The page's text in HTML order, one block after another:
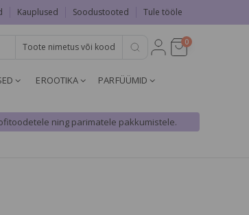
Kauplused Soodustooted Tule tööle
0
EROOTIKA
PARFÜÜMID
ning parimatele pakkumistele.